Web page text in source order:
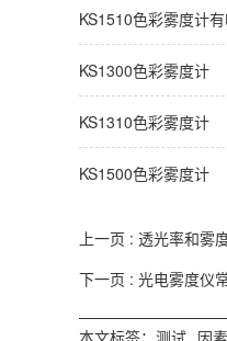
KS1510色彩雾度计
KS1300色彩雾度计
KS1310色彩雾度计
KS1500色彩雾度计
上一页 : 透光率和雾
下一页 : 光电雾度仪
本文标签： 测试 因素